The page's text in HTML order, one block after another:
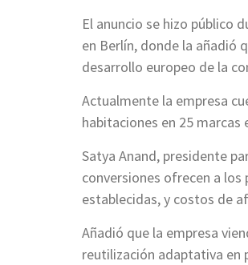
El anuncio se hizo público
en Berlín, donde la añadió
desarrollo europeo de la
Actualmente la empresa
habitaciones en 25
Satya Anand, presidente
conversiones ofrecen a
establecidas, y costos de
Añadió que la empresa
reutilización adaptativa en